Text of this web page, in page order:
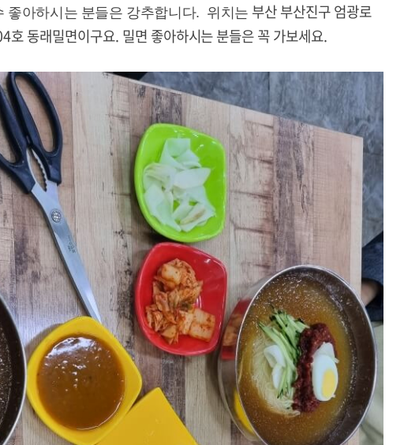
좋아하시는 분들은 강추합니다. 위치는 부산 부산진구 엄광로
동래밀면이구요. 밀면 좋아하시는 분들은 꼭 가보세요.